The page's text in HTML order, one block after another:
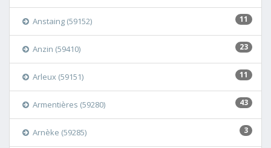
11
Anstaing (59152)
23
Anzin (59410)
11
Arleux (59151)
43
Armentières (59280)
3
Arnèke (59285)